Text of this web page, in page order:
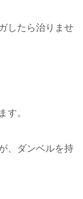
したら治りませ
す。
、ダンベルを持